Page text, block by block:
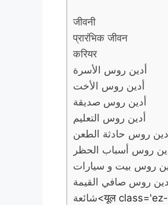
जीवनी
प्रारंभिक जीवन
करियर
أدين روس الأسرة
أدين روس الأخت
أدين روس صديقة
أدين روس التعليم
أدين روس حادثة الطعن
روس أسباب الحظر
روس بيت و سيارات
أدين روس صافي القيمة
شائعة<यूल